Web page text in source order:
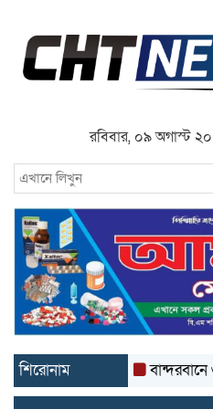
রবিবার, ০৯ অগাস্ট
শিরোনাম বান্দরবানে ৩